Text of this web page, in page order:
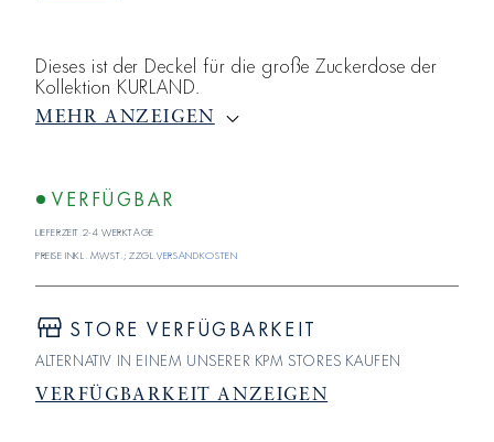
Dieses ist der Deckel für die große Zuckerdose der
Kollektion KURLAND.
MEHR ANZEIGEN
VERFÜGBAR
Lieferzeit 2-4 Werktage
Preise inkl. MwSt.; zzgl. Versandkosten
STORE VERFÜGBARKEIT
ALTERNATIV IN EINEM UNSERER KPM STORES KAUFEN
VERFÜGBARKEIT ANZEIGEN